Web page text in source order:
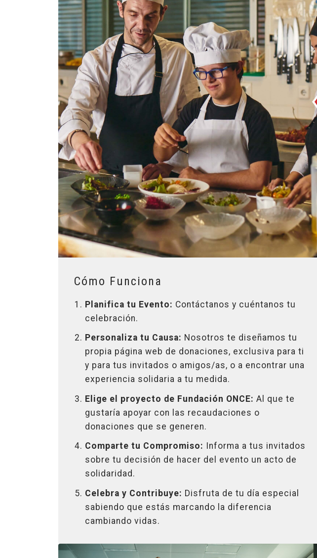
Cómo Funciona
Planifica tu Evento: Contáctanos y cuéntanos tu
celebración.
Personaliza tu Causa: Nosotros te diseñamos tu
propia página web de donaciones, exclusiva para ti
y para tus invitados o amigos/as, o a encontrar una
experiencia solidaria a tu medida.
Elige el proyecto de Fundación ONCE: Al que te
gustaría apoyar con las recaudaciones o
donaciones que se generen.
Comparte tu Compromiso:
Informa a tus invitados
sobre tu decisión de hacer del evento un acto de
solidaridad.
Celebra y Contribuye: Disfruta de tu día especial
sabiendo que estás marcando la diferencia
cambiando vidas.